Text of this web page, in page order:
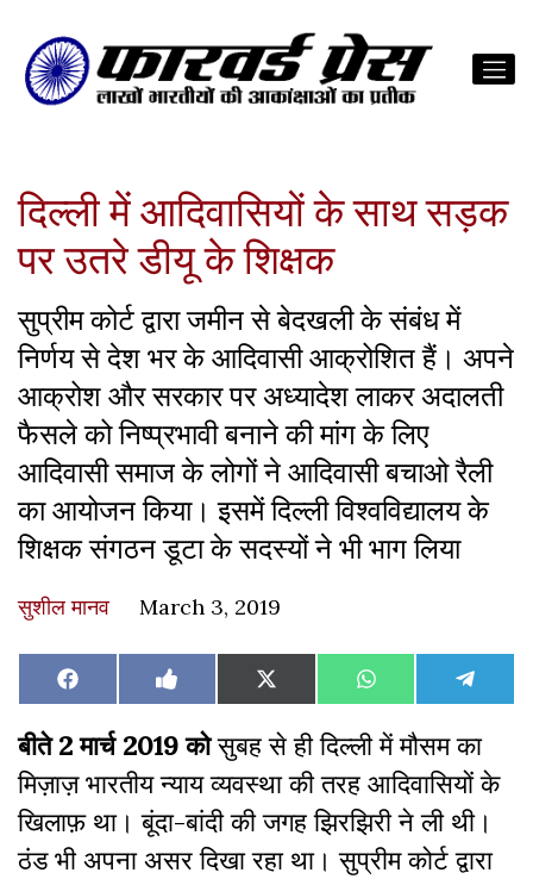
दिल्ली में आदिवासियों के साथ सड़क
पर उतरे डीयू के शिक्षक
सुप्रीम कोर्ट द्वारा जमीन से बेदखली के संबंध में
निर्णय से देश भर के आदिवासी आक्रोशित हैं। अपने
आक्रोश और सरकार पर अध्यादेश लाकर अदालती
फैसले को निष्प्रभावी बनाने की मांग के लिए
आदिवासी समाज के लोगों ने आदिवासी बचाओ रैली
का आयोजन किया। इसमें दिल्ली विश्वविद्यालय के
शिक्षक संगठन डूटा के सदस्यों ने भी भाग लिया
सुशील मानव March 3, 2019
Share
on
Facebook Share
on
Like
on
Facebook
Share
on
X
(Twitter)
Share
on
WhatsAppShare
on
बीते 2 मार्च 2019 कोसुबह से ही दिल्ली में मौसम का
मिज़ाज़ भारतीय न्याय व्यवस्था की तरह आदिवासियों के
खिलाफ़ था। बूंदा-बांदी की जगह झिरझिरी ने ली थी।
ठंड भी अपना असर दिखा रहा था। सुप्रीम कोर्ट द्वारा